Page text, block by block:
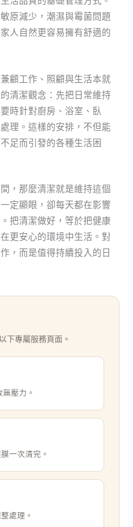
原減少，潮濕與霉菌問題
人自然更容易擁有舒適的
顧工作、照顧與生活本就
清潔觀念：先把日常維持
時針對廚房、浴室、臥
理。這樣的安排，不但能
足而引發的各種生活困
，那麼清潔就是維持這個
定顯眼，卻每天都在影響
把清潔做好，等於把健康
更安心的環境中生活。對
，而是值得持續投入的日
下專屬服務頁面。
壓力。
一次清完。
處理。